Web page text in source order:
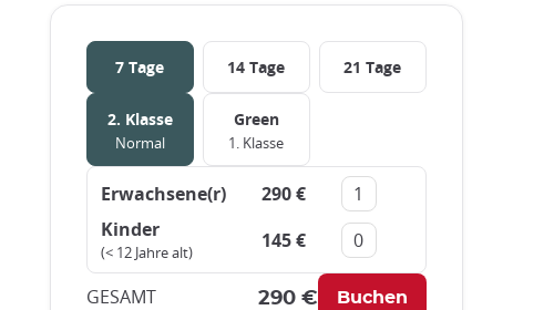
7 Tage 14 Tage 21 Tage
2. Klasse
Normal
Green
1. Klasse
Erwachsene(r) 290 €Entfernen
Kinder
(< 12 Jahre alt)
145 €Entfernen
GESAMT 290 €